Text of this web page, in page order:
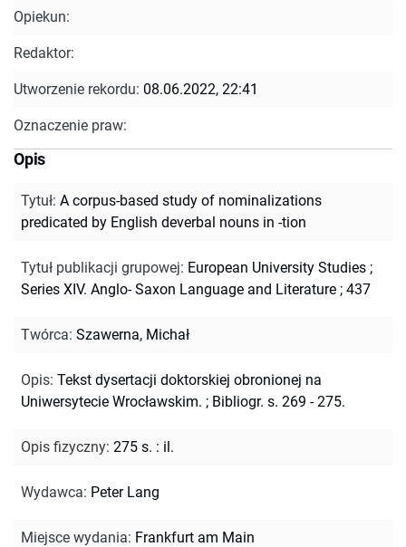
Opiekun:
Redaktor:
Utworzenie rekordu: 08.06.2022, 22:41
Oznaczenie praw:
Opis
Tytuł: A corpus-based study of nominalizations
predicated by English deverbal nouns in -tion
Tytuł publikacji grupowej: European University Studies ;
Series XIV. Anglo- Saxon Language and Literature ; 437
Twórca: Szawerna, Michał
Opis: Tekst dysertacji doktorskiej obronionej na
Uniwersytecie Wrocławskim. ; Bibliogr. s. 269 - 275.
Opis fizyczny: 275 s. : il.
Wydawca: Peter Lang
Miejsce wydania: Frankfurt am Main